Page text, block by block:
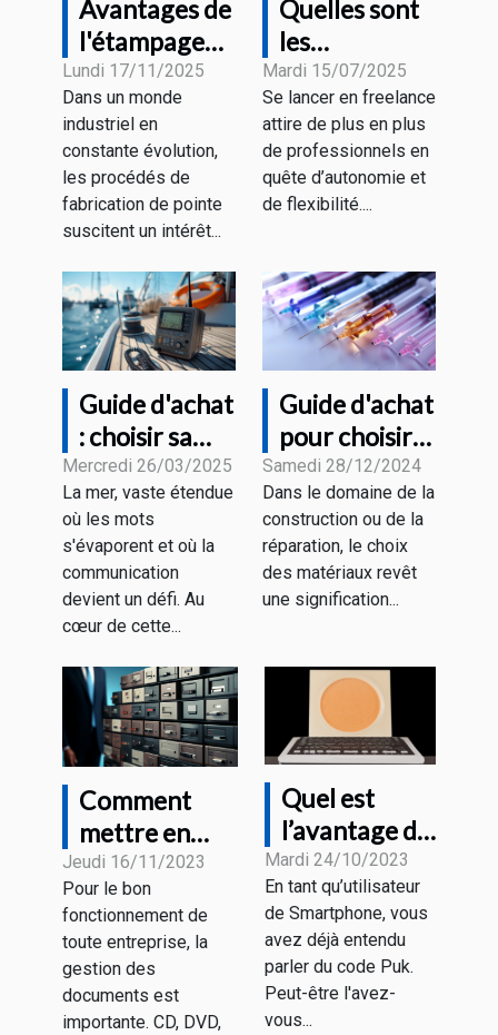
Avantages de
l'étampage
progressif
pour divers
secteurs
industriels
Lundi 17/11/2025
Dans un monde
industriel en
constante évolution,
les procédés de
fabrication de pointe
suscitent un intérêt...
Quelles sont
les
démarches
pour devenir
freelance en
portage
salarial ?
Mardi 15/07/2025
Se lancer en freelance
attire de plus en plus
de professionnels en
quête d’autonomie et
de flexibilité....
Guide d'achat
: choisir sa
radio VHF
marine en
fonction de
ses besoins
Mercredi 26/03/2025
La mer, vaste étendue
où les mots
s'évaporent et où la
communication
devient un défi. Au
cœur de cette...
Guide d'achat
pour choisir
les meilleures
aiguilles en
fibre de verre
et recharges
Samedi 28/12/2024
Dans le domaine de la
construction ou de la
réparation, le choix
des matériaux revêt
une signification...
Comment
mettre en
place un
meilleur
système
d'archivage
électronique ?
Jeudi 16/11/2023
Pour le bon
fonctionnement de
toute entreprise, la
gestion des
documents est
importante. CD, DVD,
Quel est
l’avantage du
code Puk et
où le trouver
?
Mardi 24/10/2023
En tant qu’utilisateur
de Smartphone, vous
avez déjà entendu
parler du code Puk.
Peut-être l'avez-
vous...